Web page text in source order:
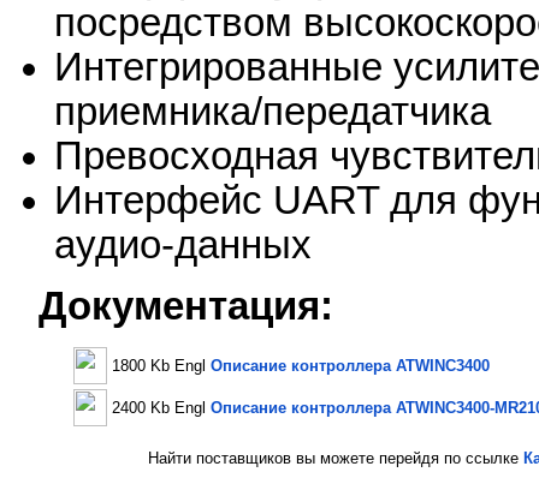
посредством
Интегрированные
приемника/передатчика
Превосходная
Интерфейс UART для
аудио-данных
Документация:
1800 Kb Engl Описание контроллера ATWINC3400
2400 Kb Engl Описание контроллера ATWINC3400-
Найти поставщиков вы можете перейдя по ссылке